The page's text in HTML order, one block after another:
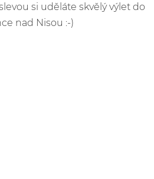
si uděláte skvělý výlet do
nad Nisou :-)